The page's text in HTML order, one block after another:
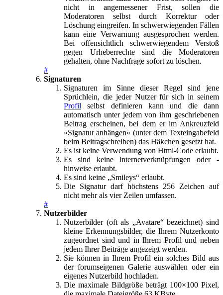
nicht in angemessener Frist, sollen die
Moderatoren selbst durch Korrektur oder
Löschung eingreifen. In schwerwiegenden Fällen
kann eine Verwarnung ausgesprochen werden.
Bei offensichtlich schwerwiegendem Verstoß
gegen Urheberrechte sind die Moderatoren
gehalten, ohne Nachfrage sofort zu löschen.
#
Signaturen
Signaturen im Sinne dieser Regel sind jene
Sprüchlein, die jeder Nutzer für sich in seinem
Profil selbst definieren kann und die dann
automatisch unter jedem von ihm geschriebenen
Beitrag erscheinen, bei dem er im Ankreuzfeld
»Signatur anhängen« (unter dem Texteingabefeld
beim Beitragschreiben) das Häkchen gesetzt hat.
Es ist keine Verwendung von Html-Code erlaubt.
Es sind keine Internetverknüpfungen oder -
hinweise erlaubt.
Es sind keine „Smileys“ erlaubt.
Die Signatur darf höchstens 256 Zeichen auf
nicht mehr als vier Zeilen umfassen.
#
Nutzerbilder
Nutzerbilder (oft als „Avatare“ bezeichnet) sind
kleine Erkennungsbilder, die Ihrem Nutzerkonto
zugeordnet sind und in Ihrem Profil und neben
jedem Ihrer Beiträge angezeigt werden.
Sie können in Ihrem Profil ein solches Bild aus
der forumseigenen Galerie auswählen oder ein
eigenes Nutzerbild hochladen.
Die maximale Bildgröße beträgt 100×100 Pixel,